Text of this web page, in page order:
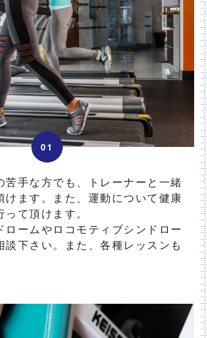
01
苦手な方でも、トレーナーと一緒
けます。また、運動について健康
て頂けます。
ロームやロコモティブシンドロー
談下さい。また、各種レッスンも